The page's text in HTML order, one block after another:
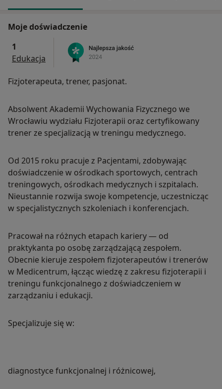
Moje doświadczenie
1
Edukacja
Fizjoterapeuta, trener, pasjonat.
Absolwent Akademii Wychowania Fizycznego we
Wrocławiu wydziału Fizjoterapii oraz certyfikowany
trener ze specjalizacją w treningu medycznego.
Od 2015 roku pracuje z Pacjentami, zdobywając
doświadczenie w ośrodkach sportowych, centrach
treningowych, ośrodkach medycznych i szpitalach.
Nieustannie rozwija swoje kompetencje, uczestnicząc
w specjalistycznych szkoleniach i konferencjach.
Pracował na różnych etapach kariery — od
praktykanta po osobę zarządzającą zespołem.
Obecnie kieruje zespołem fizjoterapeutów i trenerów
w Medicentrum, łącząc wiedzę z zakresu fizjoterapii i
treningu funkcjonalnego z doświadczeniem w
zarządzaniu i edukacji.
Specjalizuje się w:
diagnostyce funkcjonalnej i różnicowej,